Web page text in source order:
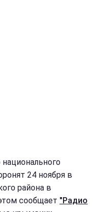
24 ноября в
района в
сообщает "Радио